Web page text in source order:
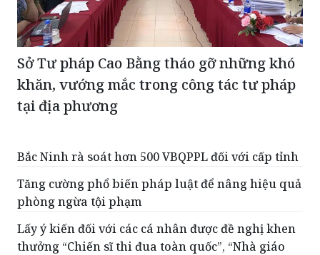
Sở Tư pháp Cao Bằng tháo gỡ những khó
khăn, vướng mắc trong công tác tư pháp
tại địa phương
Bắc Ninh rà soát hơn 500 VBQPPL đối với cấp tỉnh
Tăng cường phổ biến pháp luật để nâng hiệu quả
phòng ngừa tội phạm
Lấy ý kiến đối với các cá nhân được đề nghị khen
thưởng “Chiến sĩ thi đua toàn quốc”, “Nhà giáo